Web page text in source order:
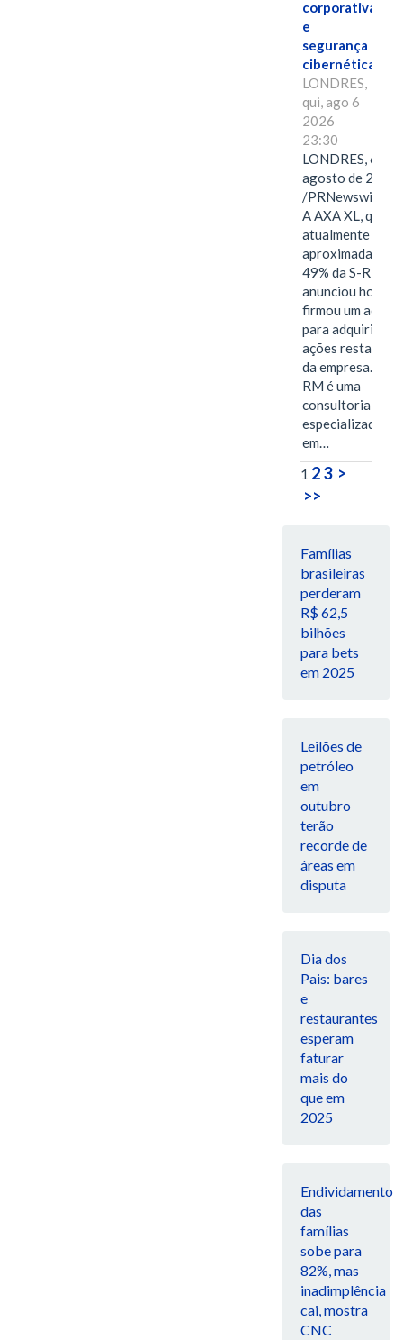
corporativa
e
segurança
cibernética
LONDRES,
qui, ago 6
2026
23:30
LONDRES, 6 de
agosto de 2026
/PRNewswire/ --
A AXA XL, que
atualmente
49% da S-RM,
anunciou hoje
firmou um
para adquirir as
ações restantes
da empresa. A S-
RM é uma
consultoria
especializada
em…
1 23 >
>>
Famílias
brasileiras
perderam
R$ 62,5
bilhões
para bets
em 2025
Leilões de
petróleo
em
outubro
terão
recorde de
áreas em
disputa
Dia dos
Pais: bares
e
restaurantes
esperam
faturar
mais do
que em
2025
Endividamento
das
famílias
sobe para
82%, mas
inadimplência
cai, mostra
CNC